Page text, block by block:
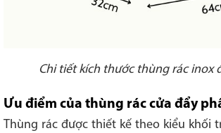
Chi tiết kích thước thùng rác inox
Ưu điểm của thùng rác cửa đẩy
Thùng rác được thiết kế theo kiểu khối